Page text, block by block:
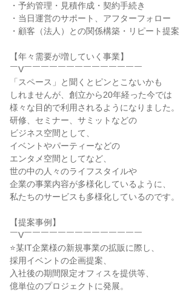
・予約管理・見積作成・契約手続き
・当日運営のサポート、アフターフォロー
・顧客（法人）との関係構築・リピート提案
【年々需要が増していく事業】
￣V￣￣￣￣￣￣￣￣￣￣￣￣￣￣
「スペース」と聞くとピンとこないかも
しれませんが、創立から20年経った今では
様々な目的で利用されるようになりました。
研修、セミナー、サミットなどの
ビジネス空間として、
イベントやパーティーなどの
エンタメ空間としてなど、
世の中の人々のライフスタイルや
企業の事業内容が多様化しているように、
私たちのサービスも多様化しているのです。
【提案事例】
￣V￣￣￣￣￣￣￣￣￣￣￣￣￣￣
⭐某IT企業様の新規事業の拡販に際し、
採用イベントの企画提案、
入社後の期間限定オフィスを提供等、
億単位のプロジェクトに発展。